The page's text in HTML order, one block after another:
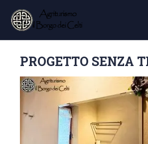
PROGETTO SENZA